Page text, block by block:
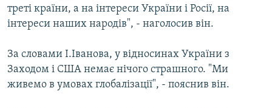
треті країни, а на інтереси України і Росії, на
інтереси наших народів", - наголосив він.
За словами І.Іванова, у відносинах України з
Заходом і США немає нічого страшного. "Ми
живемо в умовах глобалізації", - пояснив він.